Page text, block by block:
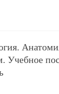
Учебное